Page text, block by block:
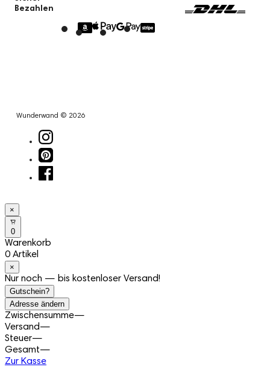
Bezahlen
Wunderwand © 2026
×
0
Warenkorb
0 Artikel
×
Nur noch — bis kostenloser Versand!
Gutschein?
Adresse ändern
Zwischensumme—
Versand—
Steuer—
Gesamt—
Zur Kasse